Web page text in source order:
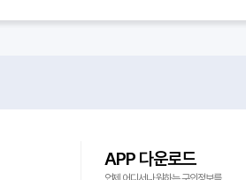
APP 다운로드